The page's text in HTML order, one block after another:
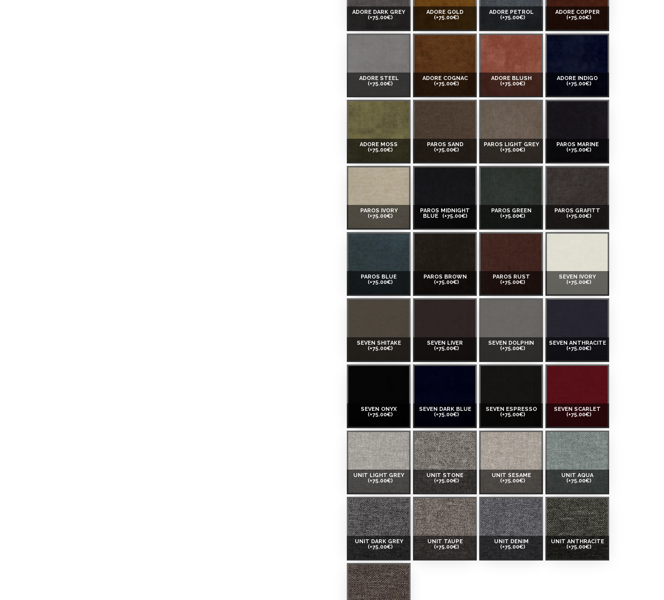
ADORE DARK GREY
(+75.00€)
ADORE GOLD
(+75.00€)
ADORE PETROL
(+75.00€)
ADORE COPPER
(+75.00€)
ADORE STEEL
(+75.00€)
ADORE COGNAC
(+75.00€)
ADORE BLUSH
(+75.00€)
ADORE INDIGO
(+75.00€)
ADORE MOSS
(+75.00€)
PAROS SAND
(+75.00€)
PAROS LIGHT GREY
(+75.00€)
PAROS MARINE
(+75.00€)
PAROS IVORY
(+75.00€)
PAROS MIDNIGHT
BLUE
(+75.00€)
PAROS GREEN
(+75.00€)
PAROS GRAFITT
(+75.00€)
PAROS BLUE
(+75.00€)
PAROS BROWN
(+75.00€)
PAROS RUST
(+75.00€)
SEVEN IVORY
(+75.00€)
SEVEN SHITAKE
(+75.00€)
SEVEN LIVER
(+75.00€)
SEVEN DOLPHIN
(+75.00€)
SEVEN ANTHRACITE
(+75.00€)
SEVEN ONYX
(+75.00€)
SEVEN DARK BLUE
(+75.00€)
SEVEN ESPRESSO
(+75.00€)
SEVEN SCARLET
(+75.00€)
UNIT LIGHT GREY
(+75.00€)
UNIT STONE
(+75.00€)
UNIT SESAME
(+75.00€)
UNIT AQUA
(+75.00€)
UNIT DARK GREY
(+75.00€)
UNIT TAUPE
(+75.00€)
UNIT DENIM
(+75.00€)
UNIT ANTHRACITE
(+75.00€)